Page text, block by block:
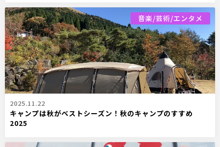
音楽/芸術/エンタメ
2025.11.22
キャンプは秋がベストシーズン！秋のキャンプのすすめ
2025